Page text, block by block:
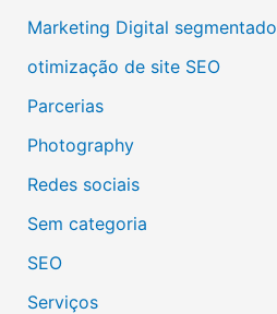
Marketing Digital segmentado
otimização de site SEO
Parcerias
Photography
Redes sociais
Sem categoria
SEO
Serviços